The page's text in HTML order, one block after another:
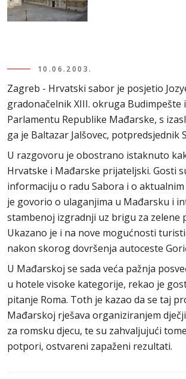
10.06.2003.
Zagreb - Hrvatski sabor je posjetio
gradonačelnik XIII. okruga Budimpešte
Parlamentu Republike Mađarske, s
ga je Baltazar Jalšovec, potpredsjednik
U razgovoru je obostrano istaknuto
Hrvatske i Mađarske prijateljski. Gosti
informaciju o radu Sabora i o
je govorio o ulaganjima u Mađarsku i
stambenoj izgradnji uz brigu za zelene
Ukazano je i na nove mogućnosti
nakon skorog dovršenja autoceste
U Mađarskoj se sada veća pažnja
u hotele visoke kategorije, rekao je
pitanje Roma. Toth je kazao da se taj
Mađarskoj rješava organiziranjem
za romsku djecu, te su zahvaljujući
potpori, ostvareni zapaženi rezultati.